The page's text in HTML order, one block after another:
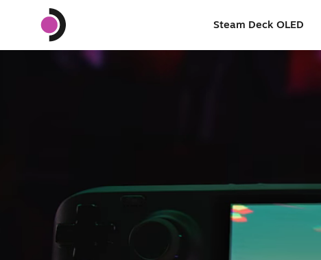
Steam Deck OLED